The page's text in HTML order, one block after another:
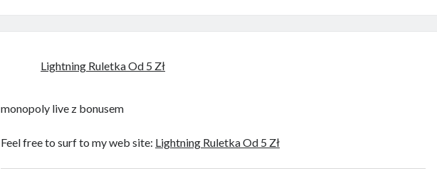
Lightning Ruletka Od 5 Zł
monopoly live z bonusem
Feel free to surf to my web site: Lightning Ruletka Od 5 Zł